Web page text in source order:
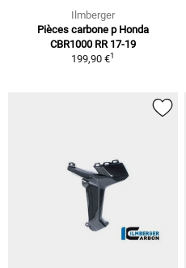
Ilmberger
Pièces carbone p Honda
CBR1000 RR 17-19
199,90 €1